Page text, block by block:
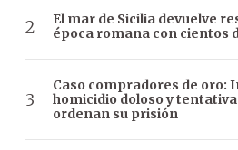
El mar de Sicilia devuelve
época romana con cientos
Caso compradores de oro:
homicidio doloso y
ordenan su prisión